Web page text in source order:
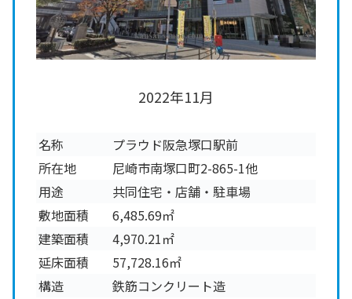
2022年11月
名称
プラウド阪急塚口駅前
所在地
尼崎市南塚口町2-865-1他
用途
共同住宅・店舗・駐車場
敷地面積
6,485.69㎡
建築面積
4,970.21㎡
延床面積
57,728.16㎡
構造
鉄筋コンクリート造